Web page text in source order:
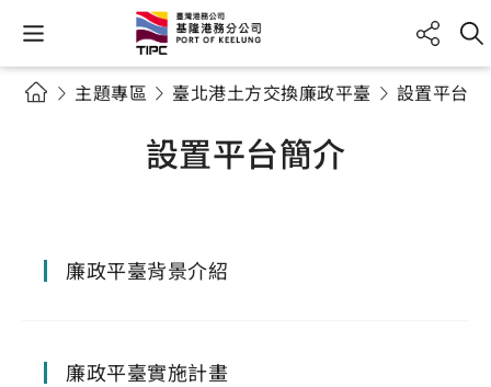
主題專區 臺北港土方交換廉政平臺 設置平台
設置平台簡介
廉政平臺背景介紹
廉政平臺實施計畫